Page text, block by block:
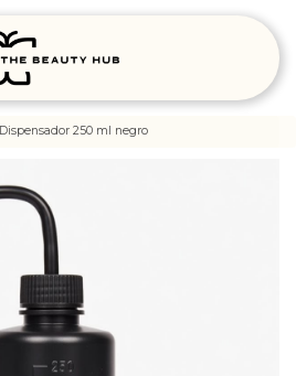
Dispensador 250 ml negro